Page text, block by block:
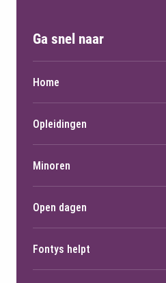
Ga snel naar
Home
Opleidingen
Minoren
Open dagen
Fontys helpt